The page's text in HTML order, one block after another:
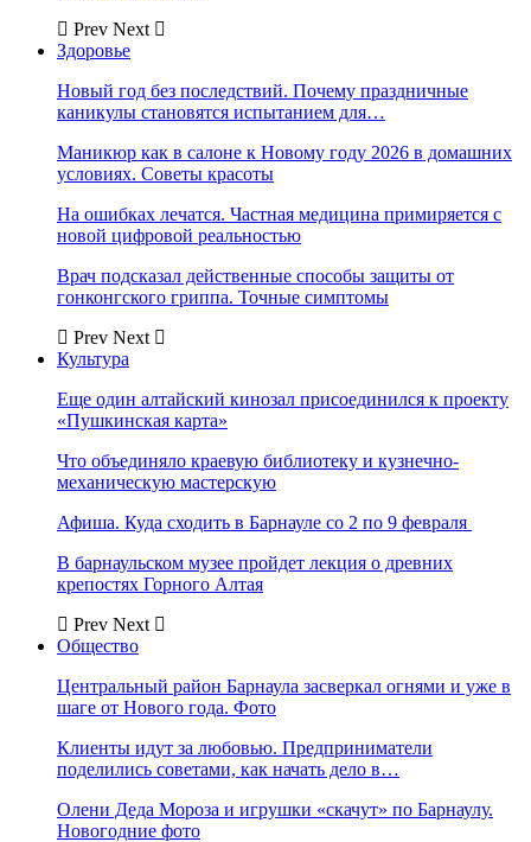
Prev Next
Здоровье
Новый год без последствий. Почему праздничные
каникулы становятся испытанием для…
Маникюр как в салоне к Новому году 2026 в домашних
условиях. Советы красоты
На ошибках лечатся. Частная медицина примиряется с
новой цифровой реальностью
Врач подсказал действенные способы защиты от
гонконгского гриппа. Точные симптомы
Prev Next
Культура
Еще один алтайский кинозал присоединился к проекту
«Пушкинская карта»
Что объединяло краевую библиотеку и кузнечно-
механическую мастерскую
Афиша. Куда сходить в Барнауле со 2 по 9 февраля
В барнаульском музее пройдет лекция о древних
крепостях Горного Алтая
Prev Next
Общество
Центральный район Барнаула засверкал огнями и уже в
шаге от Нового года. Фото
Клиенты идут за любовью. Предприниматели
поделились советами, как начать дело в…
Олени Деда Мороза и игрушки «скачут» по Барнаулу.
Новогодние фото